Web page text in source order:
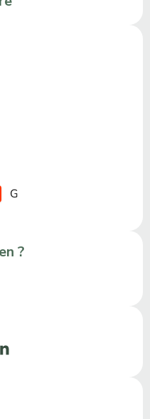
G
?